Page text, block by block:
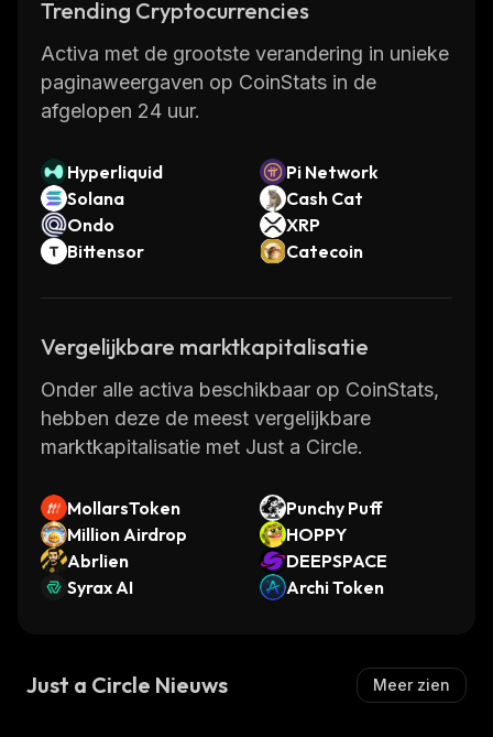
Trending Cryptocurrencies
Activa met de grootste verandering in unieke
paginaweergaven op CoinStats in de
afgelopen 24 uur.
Hyperliquid
Pi Network
Solana
Cash Cat
Ondo
XRP
Bittensor
Catecoin
Vergelijkbare marktkapitalisatie
Onder alle activa beschikbaar op CoinStats,
hebben deze de meest vergelijkbare
marktkapitalisatie met Just a Circle.
MollarsToken
Punchy Puff
Million Airdrop
HOPPY
Abrlien
DEEPSPACE
Syrax AI
Archi Token
Just a Circle Nieuws Meer zien